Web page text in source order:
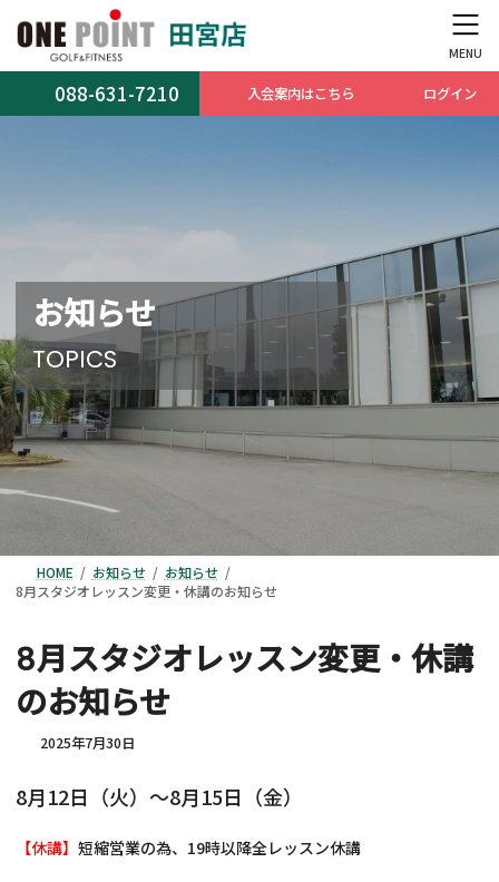
ン
へ
ー
ョ
088-631-7210 入会案内はこちら ログイン
お知らせ
TOPICS
HOME お知らせ
お知らせ
8月スタジオレッスン変更・休講のお知らせ
8月スタジオレッスン変更・休講
のお知らせ
2025年7月30日
8月12日（火）～8月15日（金）
【休講】短縮営業の為、19時以降全レッスン休講